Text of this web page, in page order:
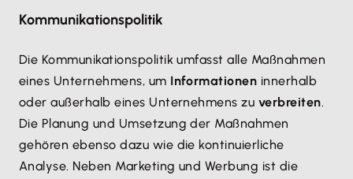
Kommunikationspolitik
Die Kommunikationspolitik umfasst alle Maßnahmen
eines Unternehmens, um Informationen innerhalb
oder außerhalb eines Unternehmens zu verbreiten.
Die Planung und Umsetzung der Maßnahmen
gehören ebenso dazu wie die kontinuierliche
Analyse. Neben Marketing und Werbung ist die